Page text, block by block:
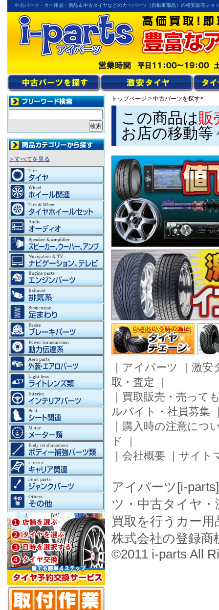
中古パーツ・カー用品・新品＆中古タイヤなどのカーパーツ（自動車部品）の格安販売ショ
トップページ > 中古パーツを探す>
この商品は販
お店の移動
｜ アイパーツ ｜ 激安
取・査定 ｜
｜ 買取販売・売って
ルバイト・社員募集
｜ 購入時の注意につ
ド
｜
｜ 会社概要 ｜ サイト
アイパーツ[i-
ツ・中古タイヤ
買取を行うカー
株式会社の登録商
©2011 i-parts All
＞すべてを見る